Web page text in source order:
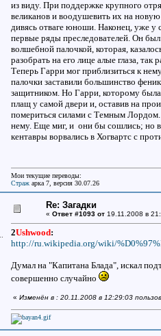
из виду. При поддержке крупного
великанов и воодушевить их на
дивясь отваге юноши. Наконец, уже у
первые ряды преследователей. Он
волшебной палочкой, которая,
разобрать на его лице алые глаза, так
Теперь Гарри мог приблизиться к
палочки заставили большинство
защитником. Но Гарри, которому
плащ у самой двери и, оставив на
помериться силами с Темным Лордом.
нему. Еще миг, и они бы сошлись; но
кентавры ворвались в Хогвартс с
Мои текущие переводы:
Стражарка 7, версия 30.07.26
Re: Загадки
« Ответ #1093 от19.11.2008 в
2Ushwood:
http://ru.wikipedia.org/wiki/
Думал на "Капитана Блада", искал
совершенно случайно
« Изменён в : 20.11.2008 в 12:29:03